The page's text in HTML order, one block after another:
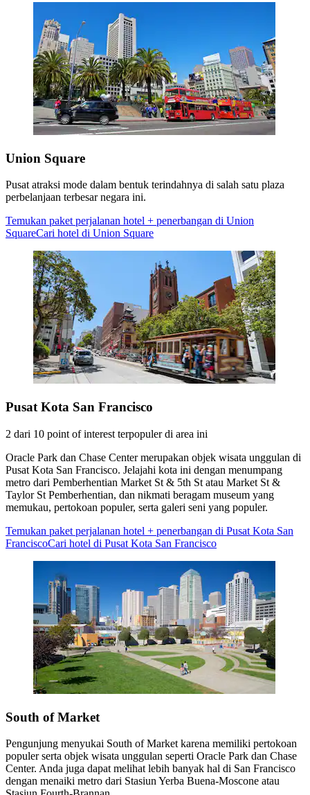
Union Square
Pusat atraksi mode dalam bentuk terindahnya di salah satu plaza
perbelanjaan terbesar negara ini.
Temukan paket perjalanan hotel + penerbangan di Union
SquareCari hotel di Union Square
Pusat Kota San Francisco
2 dari 10 point of interest terpopuler di area ini
Oracle Park dan Chase Center merupakan objek wisata unggulan di
Pusat Kota San Francisco. Jelajahi kota ini dengan menumpang
metro dari Pemberhentian Market St & 5th St atau Market St &
Taylor St Pemberhentian, dan nikmati beragam museum yang
memukau, pertokoan populer, serta galeri seni yang populer.
Temukan paket perjalanan hotel + penerbangan di Pusat Kota San
FranciscoCari hotel di Pusat Kota San Francisco
South of Market
Pengunjung menyukai South of Market karena memiliki pertokoan
populer serta objek wisata unggulan seperti Oracle Park dan Chase
Center. Anda juga dapat melihat lebih banyak hal di San Francisco
dengan menaiki metro dari Stasiun Yerba Buena-Moscone atau